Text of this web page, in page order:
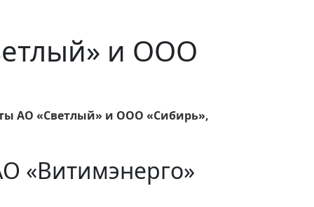
и ООО
АО «Светлый» и ООО «Сибирь»,
«Витимэнерго»